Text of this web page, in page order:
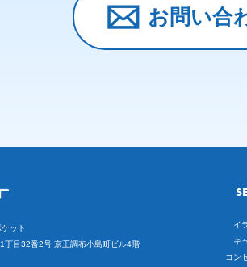
お問い合
ット
丁目32番2号京王調布小島町ビル4階
イ
キ
コン